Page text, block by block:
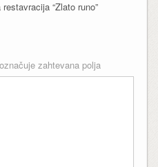
“Zlato runo”
zahtevana polja